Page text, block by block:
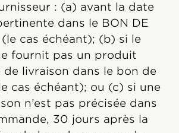
: (a) avant la date
dans le BON DE
(le cas échéant); (b) si le
fournit pas un produit
de livraison dans le bon de
cas échéant); ou (c) si une
n’est pas précisée dans
30 jours après la